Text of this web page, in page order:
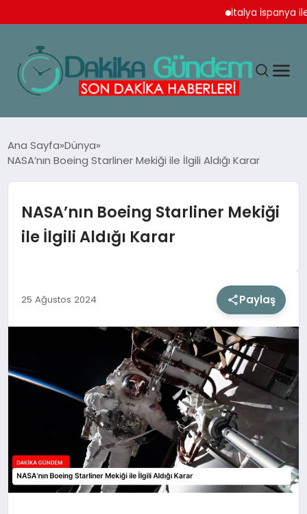
İtalya İspanya ile
SPOR
EKONOMI
SAĞLIK
EĞITIM
Ana Sayfa Dünya
NASA’nın Boeing Starliner Mekiği ile İlgili Aldığı Karar
NASA’nın Boeing Starliner Mekiği
ile İlgili Aldığı Karar
25 Ağustos 2024 Paylaş